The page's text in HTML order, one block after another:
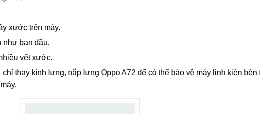
lưng Oppo A72 mới
giúp bảo vệ máy khỏi các tác động bên ngoài, hạn chế va đập ảnh
lưng có tốt đến đâu thì nếu như không có các biện pháp bảo vệ như
sau rất dễ bị trầy xước và nứt vỡ do các tác động bên ngoài gây ra.
nứt, vỡ.